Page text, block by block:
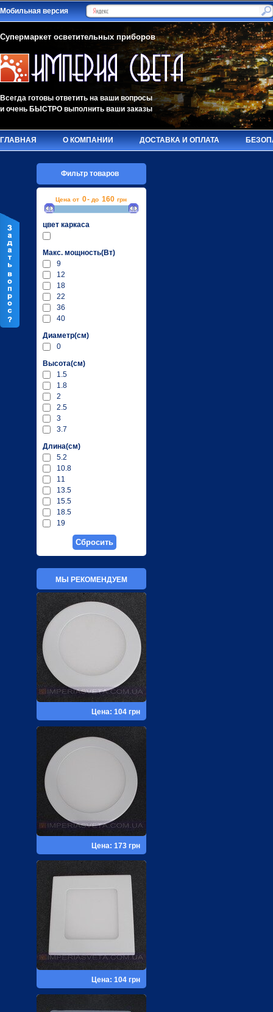
Мобильная версия
Супермаркет осветительных приборов
Всегда готовы ответить на ваши вопросы
и очень БЫСТРО выполнить ваши заказы
ГЛАВНАЯ О КОМПАНИИ ДОСТАВКА И ОПЛАТА
Фильтр товаров
Цена от 0- до 160 грн
цвет каркаса
Макc. мощность(Вт)
9
12
18
22
36
40
Диаметр(см)
0
Высота(см)
1.5
1.8
2
2.5
3
3.7
Длина(см)
5.2
10.8
11
13.5
15.5
18.5
19
МЫ РЕКОМЕНДУЕМ
Цена: 104 грн
Цена: 173 грн
Цена: 104 грн